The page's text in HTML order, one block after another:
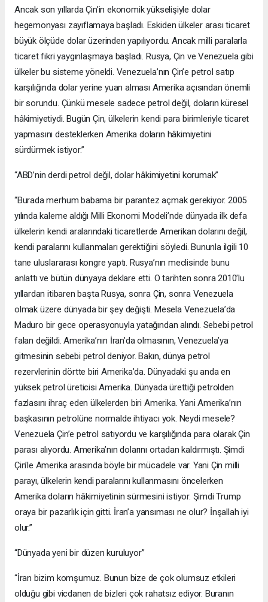
Ancak son yıllarda Çin’in ekonomik yükselişiyle dolar
hegemonyası zayıflamaya başladı. Eskiden ülkeler arası ticaret
büyük ölçüde dolar üzerinden yapılıyordu. Ancak milli paralarla
ticaret fikri yaygınlaşmaya başladı. Rusya, Çin ve Venezuela gibi
ülkeler bu sisteme yöneldi. Venezuela’nın Çin’e petrol satıp
karşılığında dolar yerine yuan alması Amerika açısından önemli
bir sorundu. Çünkü mesele sadece petrol değil, doların küresel
hâkimiyetiydi. Bugün Çin, ülkelerin kendi para birimleriyle ticaret
yapmasını desteklerken Amerika doların hâkimiyetini
sürdürmek istiyor.”
“ABD’nin derdi petrol değil, dolar hâkimiyetini korumak”
“Burada merhum babama bir parantez açmak gerekiyor. 2005
yılında kaleme aldığı Milli Ekonomi Modeli’nde dünyada ilk defa
ülkelerin kendi aralarındaki ticaretlerde Amerikan dolarını değil,
kendi paralarını kullanmaları gerektiğini söyledi. Bununla ilgili 10
tane uluslararası kongre yaptı. Rusya’nın meclisinde bunu
anlattı ve bütün dünyaya deklare etti. O tarihten sonra 2010’lu
yıllardan itibaren başta Rusya, sonra Çin, sonra Venezuela
olmak üzere dünyada bir şey değişti. Mesela Venezuela’da
Maduro bir gece operasyonuyla yatağından alındı. Sebebi petrol
falan değildi. Amerika’nın İran’da olmasının, Venezuela’ya
gitmesinin sebebi petrol deniyor. Bakın, dünya petrol
rezervlerinin dörtte biri Amerika’da. Dünyadaki şu anda en
yüksek petrol üreticisi Amerika. Dünyada ürettiği petrolden
fazlasını ihraç eden ülkelerden biri Amerika. Yani Amerika’nın
başkasının petrolüne normalde ihtiyacı yok. Neydi mesele?
Venezuela Çin’e petrol satıyordu ve karşılığında para olarak Çin
parası alıyordu. Amerika’nın dolarını ortadan kaldırmıştı. Şimdi
Çin’le Amerika arasında böyle bir mücadele var. Yani Çin milli
parayı, ülkelerin kendi paralarını kullanmasını öncelerken
Amerika doların hâkimiyetinin sürmesini istiyor. Şimdi Trump
oraya bir pazarlık için gitti. İran’a yansıması ne olur? İnşallah iyi
olur.”
“Dünyada yeni bir düzen kuruluyor”
“İran bizim komşumuz. Bunun bize de çok olumsuz etkileri
olduğu gibi vicdanen de bizleri çok rahatsız ediyor. Buranın